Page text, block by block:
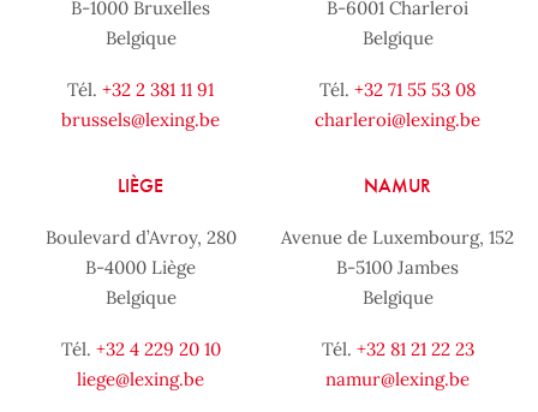
B-1000 Bruxelles
Belgique
Tél. +32 2 381 11 91
brussels@lexing.be
B-6001 Charleroi
Belgique
Tél. +32 71 55 53 08
charleroi@lexing.be
LIÈGE
Boulevard d’Avroy, 280
B-4000 Liège
Belgique
Tél. +32 4 229 20 10
liege@lexing.be
NAMUR
Avenue de Luxembourg, 152
B-5100 Jambes
Belgique
Tél. +32 81 21 22 23
namur@lexing.be